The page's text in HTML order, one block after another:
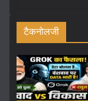
टैकनोलजी